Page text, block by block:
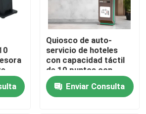
Quiosco de auto-
servicio de hoteles
con capacidad táctil
de 10 puntos con
resolución de
1920x1080 y diseño
de pie en el piso
Enviar Consulta